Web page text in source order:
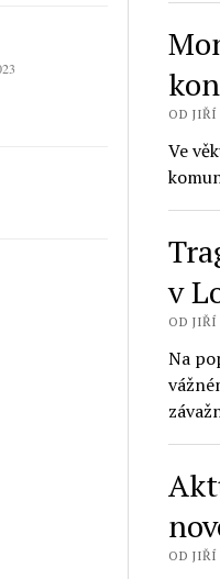
OD JIŘÍ
Ve
v
OD JIŘÍ
Na
OD JIŘÍ